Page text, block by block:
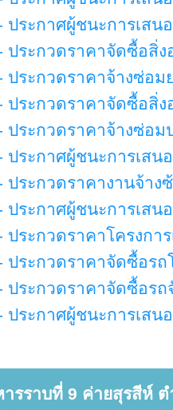
ประกาศผู้ชนะการเส
ประกวดราคาจัดซื้อสิ่
ประกวดราคาจ้างซ่อ
ประกวดราคาจัดซื้อสิ่
ประกวดราคาจ้างซ่อม
ประกาศผู้ชนะการเส
ประกวดราคางานจ้า
ประกาศผู้ชนะการเส
ประกวดราคาโครงก
ประกวดราคาจัดซื้อร
ประกวดราคาจัดซื้อร
ประกาศผู้ชนะการเสน
รราบที่ 9 ค่ายสุรสีห์